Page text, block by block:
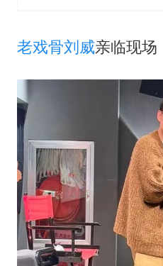
老戏骨刘威亲临现场